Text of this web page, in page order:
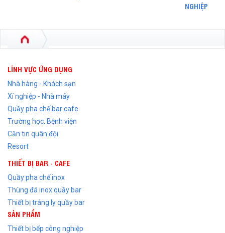
NGHIỆP
LĨNH VỰC ỨNG DỤNG
Nhà hàng - Khách sạn
Xí nghiệp - Nhà máy
Quầy pha chế bar cafe
Trường học, Bệnh viện
Căn tin quân đội
Resort
THIẾT BỊ BAR - CAFE
Quầy pha chế inox
Thùng đá inox quầy bar
Thiết bị tráng ly quầy bar
SẢN PHẨM
Thiết bị bếp công nghiệp